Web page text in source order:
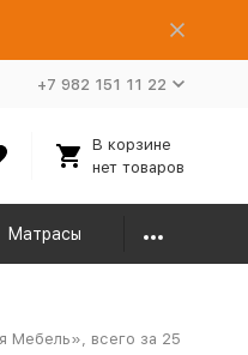
+7 982 151 11 22
В корзине
нет товаров
Матрасы
Мебель», всего за 25